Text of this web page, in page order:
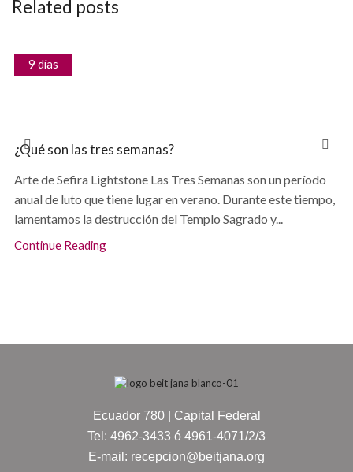
Related posts
9 días
¿Qué son las tres semanas?
Arte de Sefira Lightstone Las Tres Semanas son un período
anual de luto que tiene lugar en verano. Durante este tiempo,
lamentamos la destrucción del Templo Sagrado y...
Continue Reading
Ecuador 780 | Capital Federal
Tel: 4962-3433 ó 4961-4071/2/3
E-mail: recepcion@beitjana.org